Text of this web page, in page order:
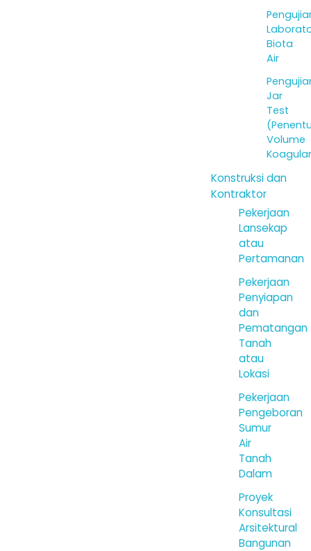
Biota
Air
Jar
Test
Volume
Konstruksi dan
Kontraktor
Pekerjaan
Lansekap
atau
Pertamanan
Pekerjaan
Penyiapan
dan
Pematangan
Tanah
atau
Lokasi
Pekerjaan
Pengeboran
Sumur
Air
Tanah
Dalam
Proyek
Konsultasi
Arsitektural
Bangunan